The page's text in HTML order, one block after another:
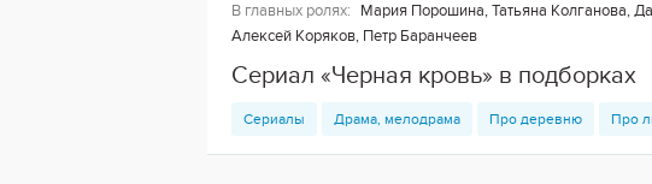
В главных ролях:
Мария Порошина, Татьяна Колганова,
Алексей Коряков, Петр Баранчеев
Сериал «Черная кровь» в подборках
Сериалы Драма, мелодрама Про деревню Про